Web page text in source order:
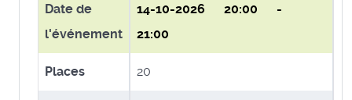
Date de
l'événement
14-10-2026 20:00 -
21:00
Places 20